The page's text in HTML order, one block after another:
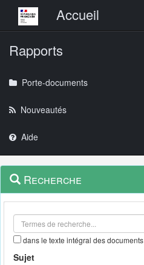
Menu principalAccueil
Rapports
Porte-documents
Nouveautés
Aide
Navigation
outils
Menu
contextuel
Recherche
dans le texte intégral des documents
Sujet